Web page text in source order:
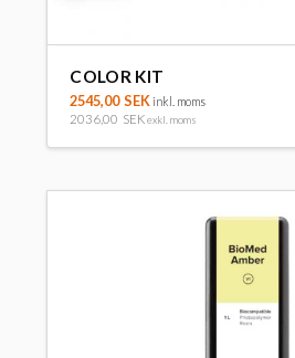
COLOR KIT
2545,00SEKinkl. moms
2036,00 SEK exkl. moms